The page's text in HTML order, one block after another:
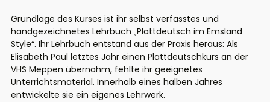
Grundlage des Kurses ist ihr selbst verfasstes und
handgezeichnetes Lehrbuch „Plattdeutsch im Emsland
Style“. Ihr Lehrbuch entstand aus der Praxis heraus: Als
Elisabeth Paul letztes Jahr einen Plattdeutschkurs an der
VHS Meppen übernahm, fehlte ihr geeignetes
Unterrichtsmaterial. Innerhalb eines halben Jahres
entwickelte sie ein eigenes Lehrwerk.